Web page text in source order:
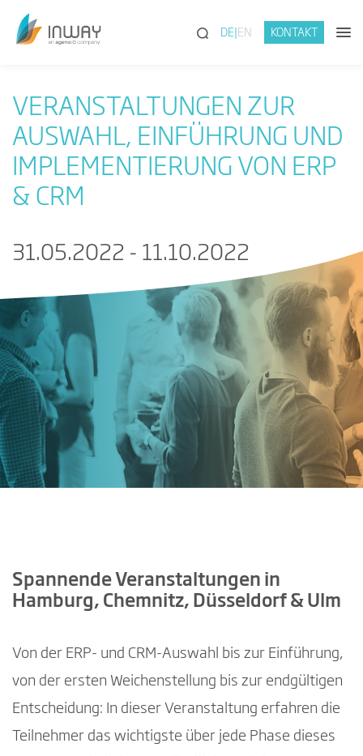
(SUCHE)
DE EN KONTAKT
VERANSTALTUNGEN ZUR
AUSWAHL, EINFÜHRUNG UND
IMPLEMENTIERUNG VON ERP
& CRM
31.05.2022 - 11.10.2022
Spannende Veranstaltungen in
Hamburg, Chemnitz, Düsseldorf & Ulm
Von der ERP- und CRM-Auswahl bis zur Einführung,
von der ersten Weichenstellung bis zur endgültigen
Entscheidung: In dieser Veranstaltung erfahren die
Teilnehmer das wichtigste über jede Phase dieses